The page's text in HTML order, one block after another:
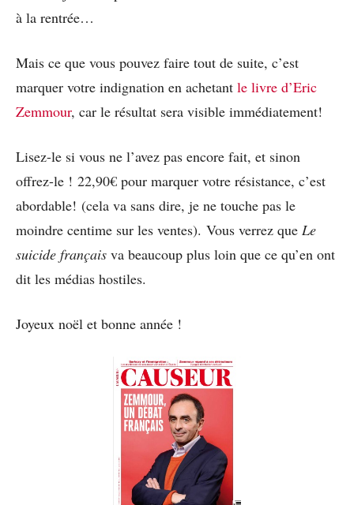
à la rentrée…
Mais ce que vous pouvez faire tout de suite, c’est
marquer votre indignation en achetant le livre d’Eric
Zemmour, car le résultat sera visible immédiatement!
Lisez-le si vous ne l’avez pas encore fait, et sinon
offrez-le ! 22,90€ pour marquer votre résistance, c’est
abordable! (cela va sans dire, je ne touche pas le
moindre centime sur les ventes). Vous verrez que Le
suicide français va beaucoup plus loin que ce qu’en ont
dit les médias hostiles.
Joyeux noël et bonne année !